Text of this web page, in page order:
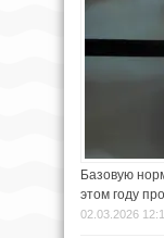
Базовую
этом году
02.03.2026